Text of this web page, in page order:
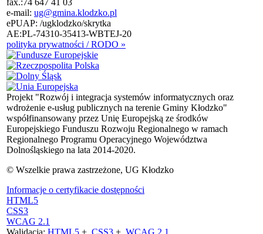
e-mail: ug@gmina.klodzko.pl
ePUAP: /ugklodzko/skrytka
AE:PL-74310-35413-WBTEJ-20
polityka prywatności / RODO »
Projekt "Rozwój i integracja systemów informatycznych oraz
wdrożenie e-usług publicznych na terenie Gminy Kłodzko"
współfinansowany przez Unię Europejską ze środków
Europejskiego Funduszu Rozwoju Regionalnego w ramach
Regionalnego Programu Operacyjnego Województwa
Dolnośląskiego na lata 2014-2020.
© Wszelkie prawa zastrzeżone, UG Kłodzko
Informacje o certyfikacie dostępności
HTML5
CSS3
WCAG 2.1
Walidacja: HTML5 + CSS3 + WCAG 2.1